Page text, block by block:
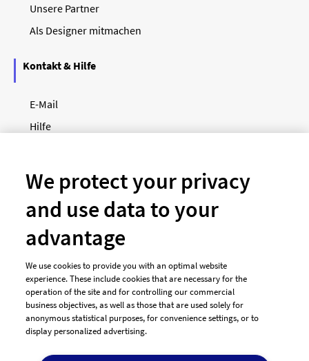
Unsere Partner
Als Designer mitmachen
Kontakt & Hilfe
E-Mail
Hilfe
Unsere Zahlungsarten
We protect your privacy
and use data to your
advantage
We use cookies to provide you with an optimal website
experience. These include cookies that are necessary for the
operation of the site and for controlling our commercial
business objectives, as well as those that are used solely for
anonymous statistical purposes, for convenience settings, or to
display personalized advertising.